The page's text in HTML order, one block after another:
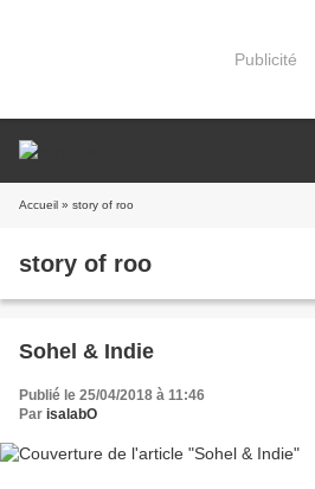
Publicité
Accueil » story of roo
story of roo
Sohel & Indie
Publié le 25/04/2018 à 11:46
Par isalabO